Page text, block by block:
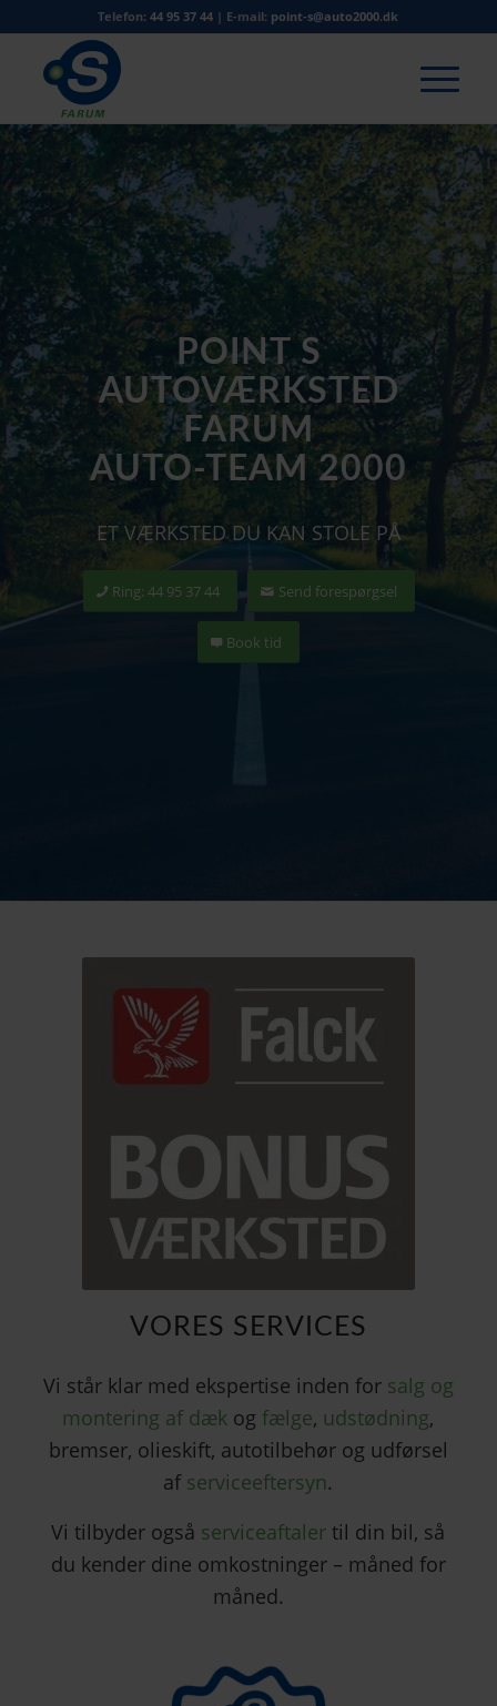
Telefon:44 95 37 44 | E-mail: point-s@auto2000.dk
POINT S
AUTOVÆRKSTED
FARUM
AUTO-TEAM 2000
ET VÆRKSTED DU KAN STOLE PÅ
Ring: 44 95 37 44 Send forespørgsel
Book tid
VORES SERVICES
Vi står klar med ekspertise inden for salg og
montering af dæk og fælge, udstødning,
bremser, olieskift, autotilbehør og udførsel
af serviceeftersyn.
Vi tilbyder også serviceaftaler til din bil, så
du kender dine omkostninger – måned for
måned.